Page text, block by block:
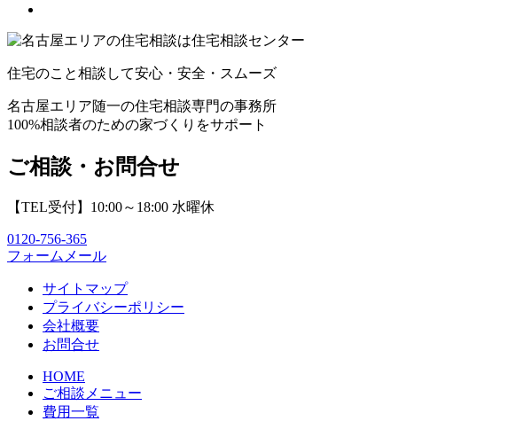
住宅のこと相談して安心・安全・スムーズ
名古屋エリア随一の住宅相談専門の事務所
100%相談者のための家づくりをサポート
ご相談・お問合せ
【TEL受付】10:00～18:00 水曜休
0120-756-365
フォームメール
サイトマップ
プライバシーポリシー
会社概要
お問合せ
HOME
ご相談メニュー
費用一覧